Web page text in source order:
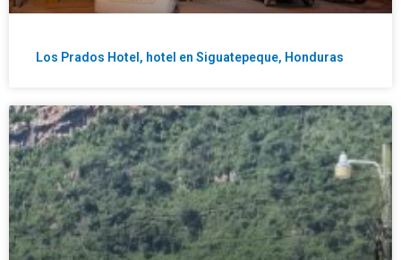
Los Prados Hotel, hotel en Siguatepeque, Honduras